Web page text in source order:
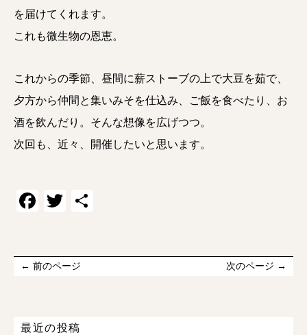
を届けてくれます。
これも微生物の恩恵。
これからの季節、昼間に薪ストーブの上で大豆を茹で、
夕方から仲間と集いみそを仕込み、ご飯を食べたり、お
酒を飲んだり。そんな想像を広げつつ。
次回も、近々、開催したいと思います。
Facebook
Twitter
← 前のページ 次のページ →
最近の投稿